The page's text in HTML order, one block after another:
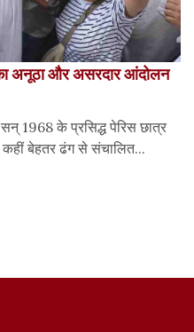
का अनूठा और असरदार आंदोलन
1968 के प्रसिद्ध पेरिस छात्र
बेहतर ढंग से संचालित...